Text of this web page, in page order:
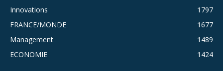
Innovations
1797
FRANCE/MONDE
1677
Management
1489
ECONOMIE
1424